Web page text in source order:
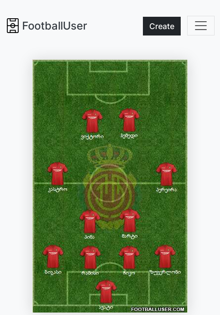
FootballUser Create